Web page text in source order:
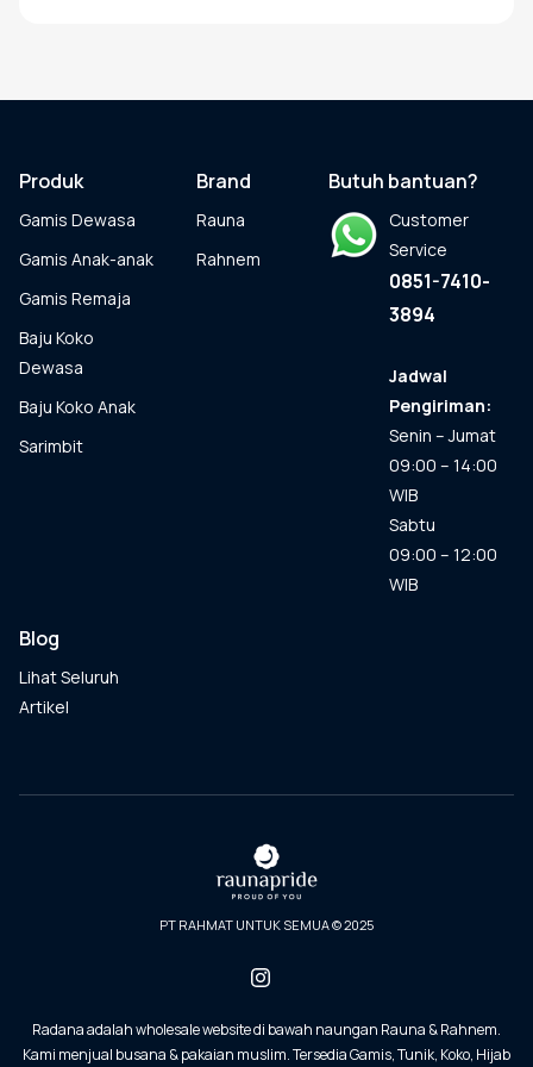
varian.
dapat
di
produk
Produk
Gamis Dewasa
Gamis Anak-anak
Gamis Remaja
Baju Koko
Dewasa
Baju Koko Anak
Sarimbit
Brand
Rauna
Rahnem
Butuh bantuan?
Customer
Service
0851-7410-
3894
Jadwal
Pengiriman:
Senin – Jumat
09:00 – 14:00
WIB
Sabtu
09:00 – 12:00
WIB
Blog
Lihat Seluruh
Artikel
PT RAHMAT UNTUK SEMUA © 2025
Radana adalah wholesale website di bawah naungan Rauna & Rahnem.
Kami menjual busana & pakaian muslim. Tersedia Gamis, Tunik, Koko, Hijab